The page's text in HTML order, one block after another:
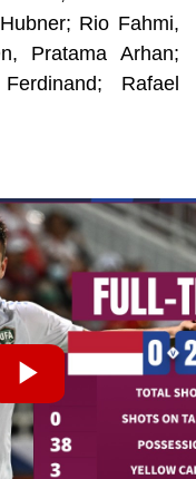
Rio Fahmi,
Pratama Arhan;
Rafael